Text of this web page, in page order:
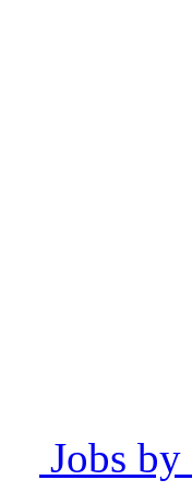
Jobs by